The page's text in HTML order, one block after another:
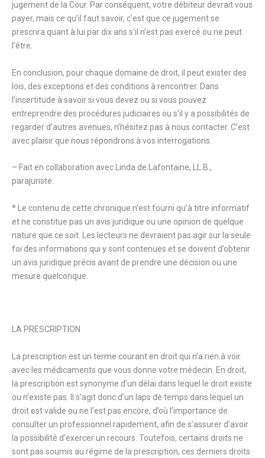
jugement de la Cour. Par conséquent, votre débiteur devrait vous
payer, mais ce qu’il faut savoir, c’est que ce jugement se
prescrira quant à lui par dix ans s’il n’est pas exercé ou ne peut
l’être.
En conclusion, pour chaque domaine de droit, il peut exister des
lois, des exceptions et des conditions à rencontrer. Dans
l’incertitude à savoir si vous devez ou si vous pouvez
entreprendre des procédures judiciaires ou s’il y a possibilités de
regarder d’autres avenues, n’hésitez pas à nous contacter. C’est
avec plaisir que nous répondrons à vos interrogations.
– Fait en collaboration avec Linda de Lafontaine, LL.B.,
parajuriste.
* Le contenu de cette chronique n’est fourni qu’à titre informatif
et ne constitue pas un avis juridique ou une opinion de quelque
nature que ce soit. Les lecteurs ne devraient pas agir sur la seule
foi des informations qui y sont contenues et se doivent d’obtenir
un avis juridique précis avant de prendre une décision ou une
mesure quelconque.
LA PRESCRIPTION
La prescription est un terme courant en droit qui n’a rien à voir
avec les médicaments que vous donne votre médecin. En droit,
la prescription est synonyme d’un délai dans lequel le droit existe
ou n’existe pas. Il s’agit donc d’un laps de temps dans lequel un
droit est valide ou ne l’est pas encore, d’où l’importance de
consulter un professionnel rapidement, afin de s’assurer d’avoir
la possibilité d’exercer un recours. Toutefois, certains droits ne
sont pas soumis au régime de la prescription, ces derniers droits